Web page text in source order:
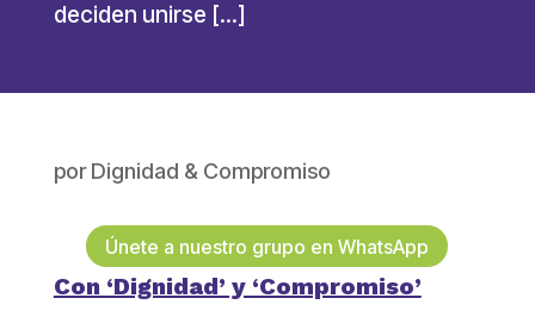
deciden unirse […]
porDignidad & Compromiso
Únete a nuestro grupo en WhatsApp
Con ‘Dignidad’ y ‘Compromiso’